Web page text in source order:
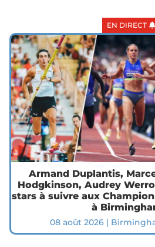
EN DIRECT
Armand Duplantis,
Hodgkinson, Audrey
stars à suivre aux
à
08 août 2026 |